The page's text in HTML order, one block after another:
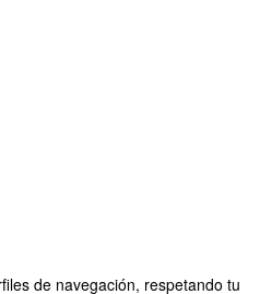
de navegación, respetando tu